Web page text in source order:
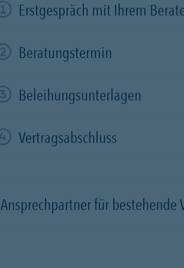
Erstgespräch mit Ihrem
Beratungstermin
Beleihungsunterlagen
Vertragsabschluss
Ansprechpartner für bestehende